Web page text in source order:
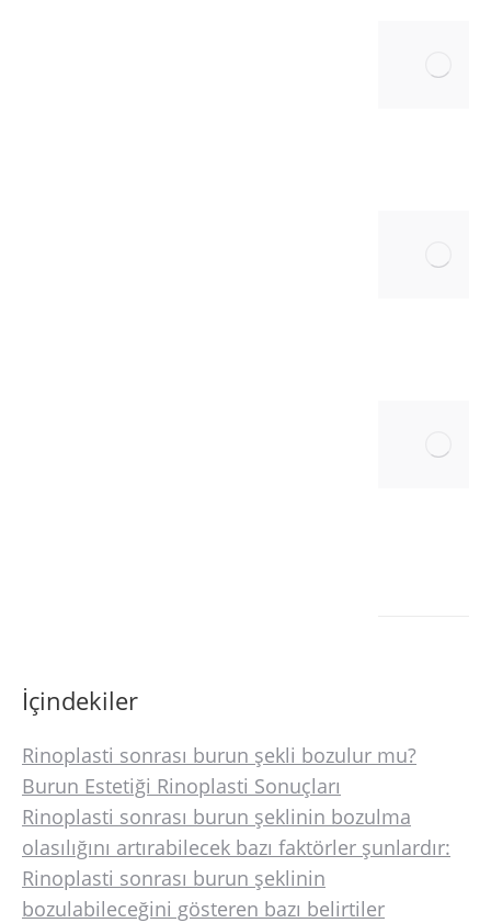
İçindekiler
Rinoplasti sonrası burun şekli bozulur mu?
Burun Estetiği Rinoplasti Sonuçları
Rinoplasti sonrası burun şeklinin bozulma
olasılığını artırabilecek bazı faktörler şunlardır:
Rinoplasti sonrası burun şeklinin
bozulabileceğini gösteren bazı belirtiler